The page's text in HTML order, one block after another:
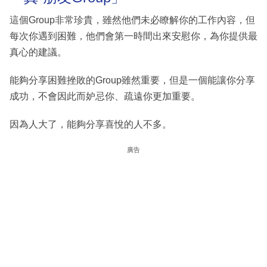
這個Group非常珍貴，雖然他們未必瞭解你的工作內容，但
每次你遇到困難，他們會第一時間出來安慰你，為你提供最
真心的建議。
能夠分享困難挫敗的Group雖然重要，但是一個能讓你分享
成功，不會因此而妒忌你、疏遠你更加重要。
因為人大了，能夠分享喜悅的人不多。
廣告